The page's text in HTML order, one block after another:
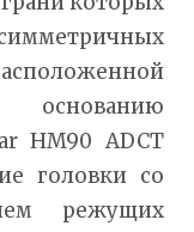
HM90 ADCT
головки со
режущих